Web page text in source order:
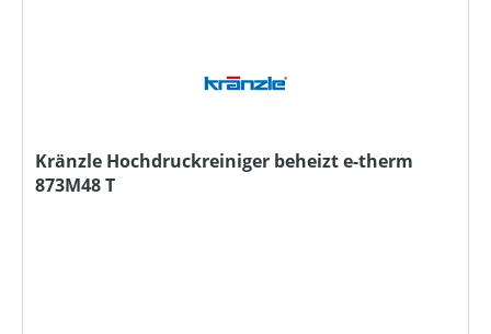
Kränzle Hochdruckreiniger beheizt e-therm
873M48 T